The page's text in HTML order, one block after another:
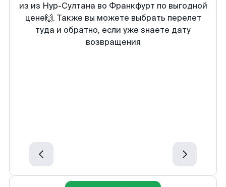
из из Нур-Султана во Франкфурт по выгодной
цене🙌. Также вы можете выбрать перелет
туда и обратно, если уже знаете дату
возвращения